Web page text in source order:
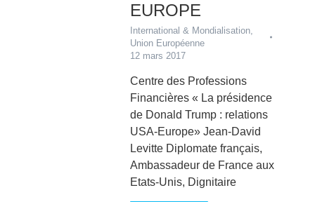
EUROPE
International & Mondialisation,
Union Européenne
12 mars 2017
Centre des Professions
Financières « La présidence
de Donald Trump : relations
USA-Europe» Jean-David
Levitte Diplomate français,
Ambassadeur de France aux
Etats-Unis, Dignitaire